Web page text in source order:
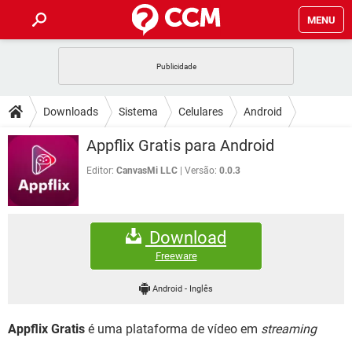
MENU
CELULAR FACEBOOK
OUTLOOK EXCEL
INSTAGRAM GMAIL
GUIA DE COMPRAS
DICAS
JOGOS WHATSAPP
CELULAR
OUTLOOK
DOWNLOADS
JOGOS WHATSAPP
CELULAR
EXCEL
GMAIL
FÓRUM
FACEBOOK
EXCEL
GMAIL
WHATSAPP
INSTAGRAM GMAIL
Downloads Sistema Celulares Android
Appflix Gratis para Android
Editor: CanvasMi LLC Versão: 0.0.3
Download
Freeware
Android- Inglês
Appflix Gratis é uma plataforma de vídeo em streaming